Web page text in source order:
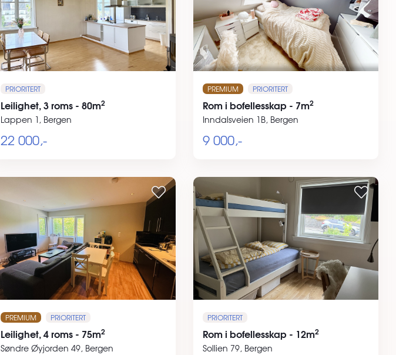
PRIORITERT
Leilighet, 3 roms - 80m2
Lappen 1, Bergen
22 000,-
PREMIUM PRIORITERT
Rom i bofellesskap - 7m2
Inndalsveien 1B, Bergen
9 000,-
PREMIUM PRIORITERT
Leilighet, 4 roms - 75m2
Søndre Øyjorden 49, Bergen
PRIORITERT
Rom i bofellesskap - 12m2
Sollien 79, Bergen